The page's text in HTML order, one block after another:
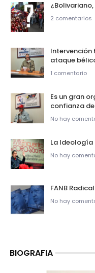
2 comentarios
Intervención
ataque
1 comentario
Es un gran
confianza
No hay
La Ideología
No hay
FANB Radical
No hay
BIOGRAFIA